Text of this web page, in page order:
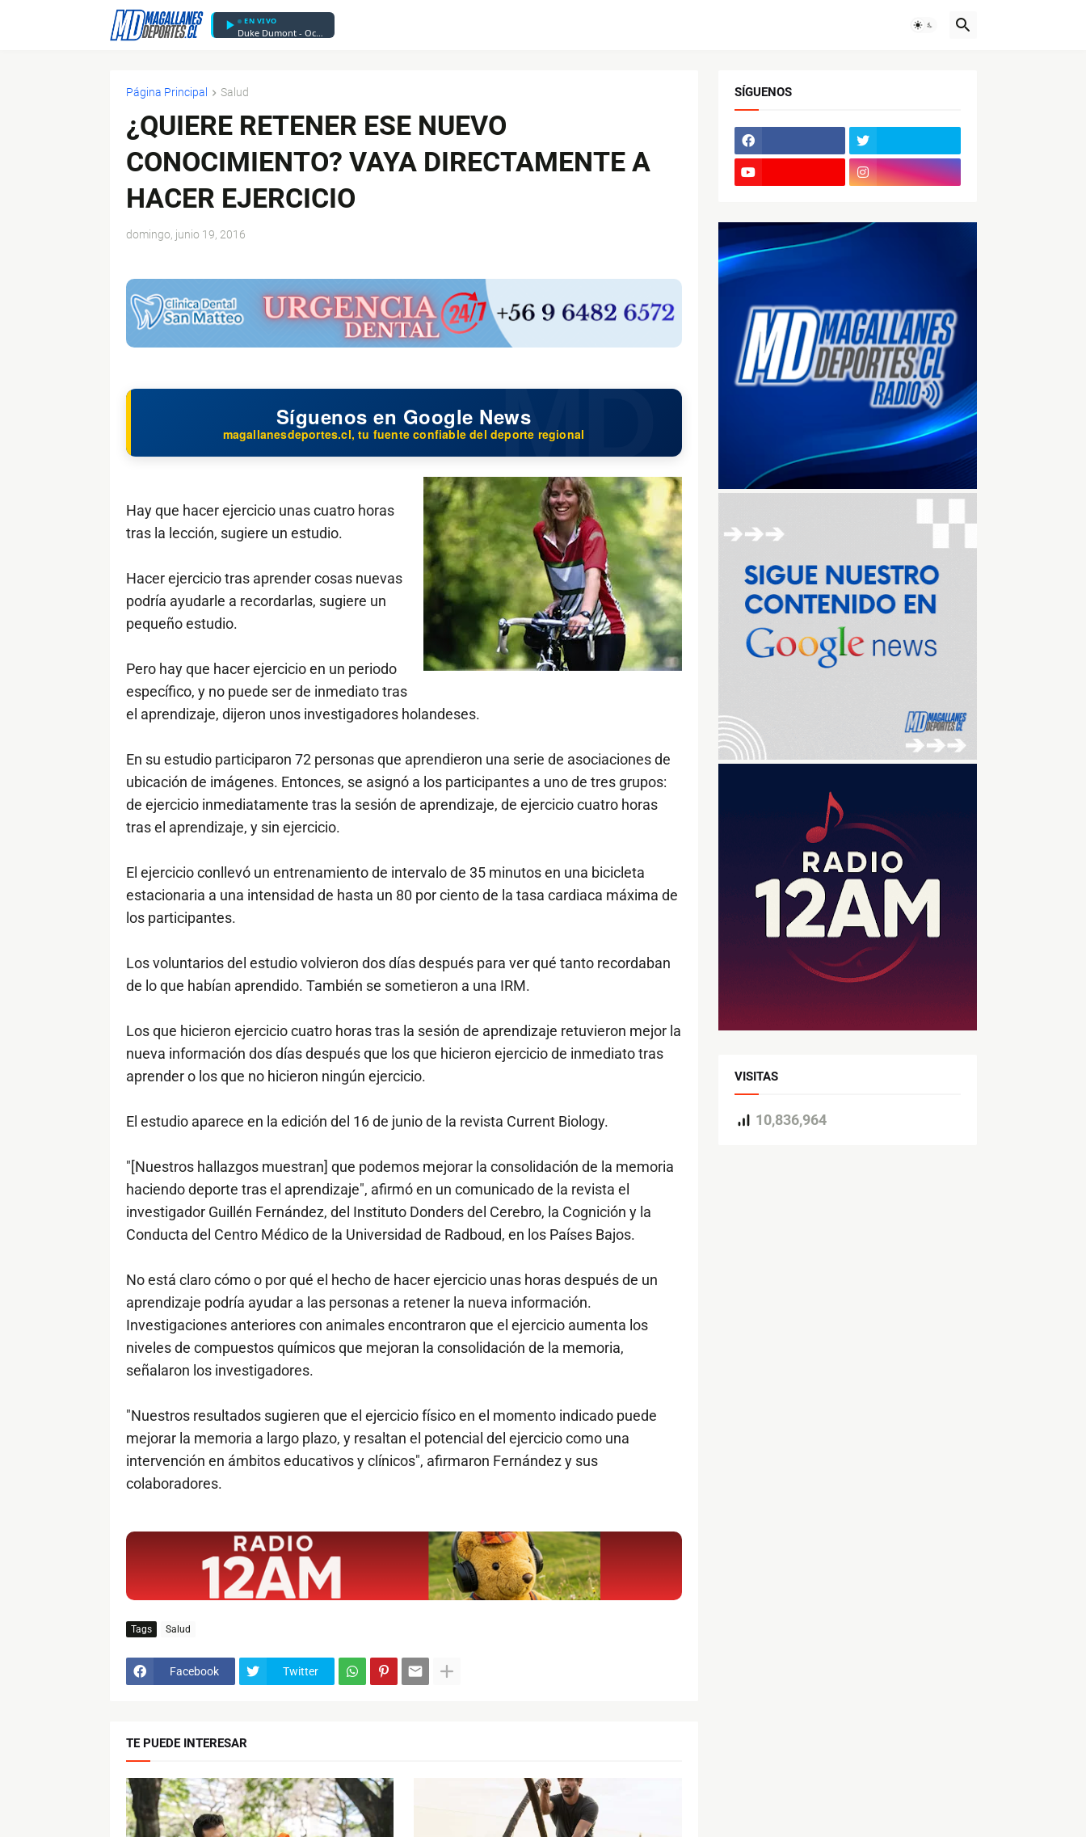
EN VIVO
Duke Dumont - Ocean Drive
Página Principal Salud
¿QUIERE RETENER ESE NUEVO
CONOCIMIENTO? VAYA DIRECTAMENTE A
HACER EJERCICIO
domingo, junio 19, 2016
Síguenos en Google News
magallanesdeportes.cl, tu fuente confiable del deporte regional
Hay que hacer ejercicio unas cuatro horas
tras la lección, sugiere un estudio.
Hacer ejercicio tras aprender cosas nuevas
podría ayudarle a recordarlas, sugiere un
pequeño estudio.
Pero hay que hacer ejercicio en un periodo
específico, y no puede ser de inmediato tras
el aprendizaje, dijeron unos investigadores holandeses.
En su estudio participaron 72 personas que aprendieron una serie de asociaciones de
ubicación de imágenes. Entonces, se asignó a los participantes a uno de tres grupos:
de ejercicio inmediatamente tras la sesión de aprendizaje, de ejercicio cuatro horas
tras el aprendizaje, y sin ejercicio.
El ejercicio conllevó un entrenamiento de intervalo de 35 minutos en una bicicleta
estacionaria a una intensidad de hasta un 80 por ciento de la tasa cardiaca máxima de
los participantes.
Los voluntarios del estudio volvieron dos días después para ver qué tanto recordaban
de lo que habían aprendido. También se sometieron a una IRM.
Los que hicieron ejercicio cuatro horas tras la sesión de aprendizaje retuvieron mejor la
nueva información dos días después que los que hicieron ejercicio de inmediato tras
aprender o los que no hicieron ningún ejercicio.
El estudio aparece en la edición del 16 de junio de la revista Current Biology.
"[Nuestros hallazgos muestran] que podemos mejorar la consolidación de la memoria
haciendo deporte tras el aprendizaje", afirmó en un comunicado de la revista el
investigador Guillén Fernández, del Instituto Donders del Cerebro, la Cognición y la
Conducta del Centro Médico de la Universidad de Radboud, en los Países Bajos.
No está claro cómo o por qué el hecho de hacer ejercicio unas horas después de un
aprendizaje podría ayudar a las personas a retener la nueva información.
Investigaciones anteriores con animales encontraron que el ejercicio aumenta los
niveles de compuestos químicos que mejoran la consolidación de la memoria,
señalaron los investigadores.
"Nuestros resultados sugieren que el ejercicio físico en el momento indicado puede
mejorar la memoria a largo plazo, y resaltan el potencial del ejercicio como una
intervención en ámbitos educativos y clínicos", afirmaron Fernández y sus
colaboradores.
Tags Salud
Facebook Twitter
TE PUEDE INTERESAR
SÍGUENOS
VISITAS
10,836,964